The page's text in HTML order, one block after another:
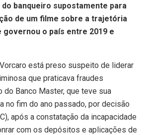
do banqueiro supostamente para
de um filme sobre a trajetória
governou o país entre 2019 e
está preso suspeito de liderar
que praticava fraudes
do Banco Master, que teve sua
no fim do ano passado, por decisão
após a constatação da incapacidade
com os depósitos e aplicações de